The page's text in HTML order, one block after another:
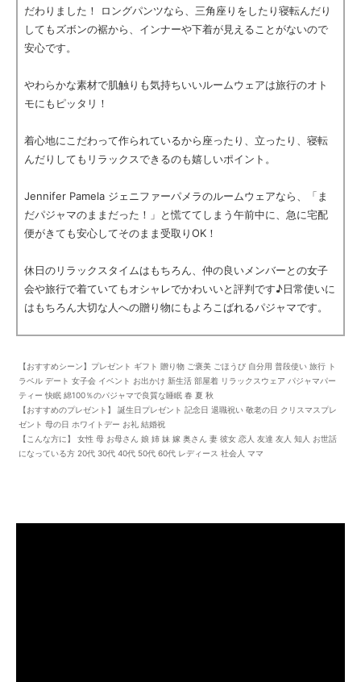
だわりました！ ロングパンツなら、三角座りをしたり寝転んだり
してもズボンの裾から、インナーや下着が見えることがないので
安心です。
やわらかな素材で肌触りも気持ちいいルームウェアは旅行のオト
モにもピッタリ！
着心地にこだわって作られているから座ったり、立ったり、寝転
んだりしてもリラックスできるのも嬉しいポイント。
Jennifer Pamela ジェニファーパメラのルームウェアなら、「ま
だパジャマのままだった！」と慌ててしまう午前中に、急に宅配
便がきても安心してそのまま受取りOK！
休日のリラックスタイムはもちろん、仲の良いメンバーとの女子
会や旅行で着ていてもオシャレでかわいいと評判です♪日常使いに
はもちろん大切な人への贈り物にもよろこばれるパジャマです。
【おすすめシーン】プレゼント ギフト 贈り物 ご褒美 ごほうび 自分用 普段使い 旅行 ト
ラベル デート 女子会 イベント お出かけ 新生活 部屋着 リラックスウェア パジャマパー
ティー 快眠 綿100％のパジャマで良質な睡眠 春 夏 秋
【おすすめのプレゼント】 誕生日プレゼント 記念日 退職祝い 敬老の日 クリスマスプレ
ゼント 母の日 ホワイトデー お礼 結婚祝
【こんな方に】 女性 母 お母さん 娘 姉 妹 嫁 奥さん 妻 彼女 恋人 友達 友人 知人 お世話
になっている方 20代 30代 40代 50代 60代 レディース 社会人 ママ